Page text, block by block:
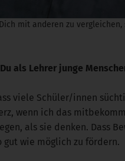
mit anderen zu
als Lehrer junge
viele Schüler/innen
wenn ich das
als sie denken. Dass
gut wie möglich zu fördern.